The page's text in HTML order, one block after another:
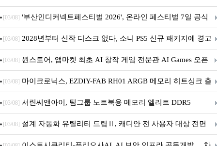
퍼 대기
[03/08] '부산인디커넥트페스티벌 2026', 온라인 페스티벌 7일 공식
개막... 22일간 진행
[03/08] 2028년부터 신작 디스크 없다, 소니 PS5 신규 패키지에 경고
문 추가
[03/08] 원스토어, 앱마켓 최초 AI 창작 게임 전문관 AI Games 오픈
[03/08] 마이크로닉스, EZDIY-FAB RH01 ARGB 메모리 히트싱크 출
시
[03/08] 서린씨앤아이, 팀그룹 노트북용 메모리 엘리트 DDR5
5600MHz 16GB 출시
[03/08] 설계 자동화 유틸리티 드림Ⅱ, 캐디안 전 사용자 대상 전면